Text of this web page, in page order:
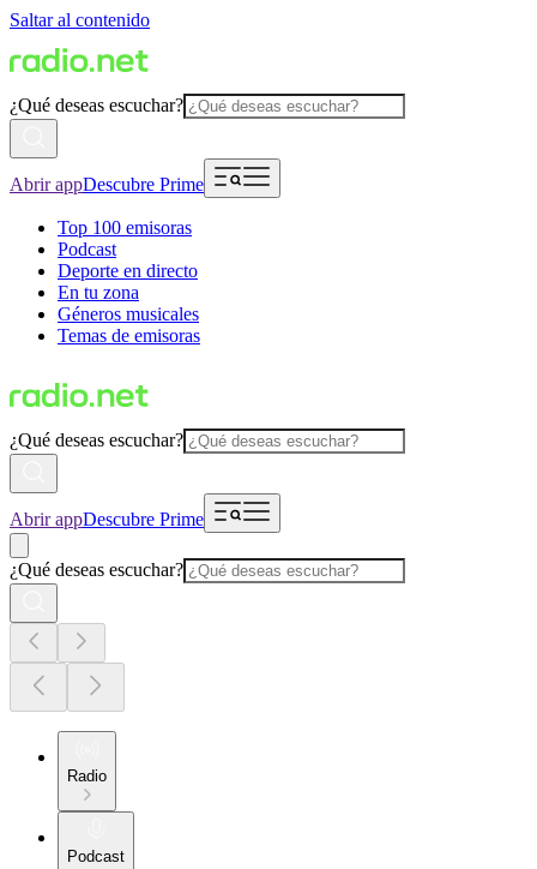
Saltar al contenido
¿Qué deseas escuchar?
Abrir appDescubre Prime
Top 100 emisoras
Podcast
Deporte en directo
En tu zona
Géneros musicales
Temas de emisoras
¿Qué deseas escuchar?
Abrir appDescubre Prime
¿Qué deseas escuchar?
Radio
Podcast